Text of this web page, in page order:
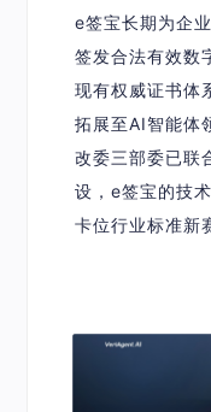
e签宝长期为企
签发合法有效数
现有权威证书体
拓展至AI智能体
改委三部委已联
设，e签宝的技
卡位行业标准新